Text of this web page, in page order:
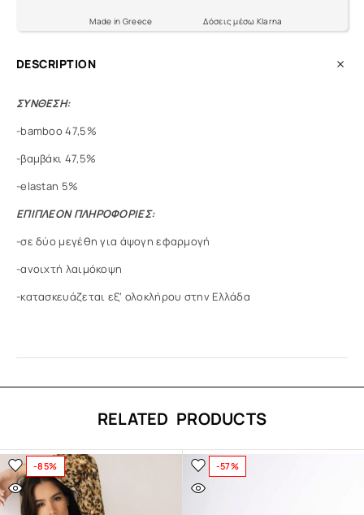
Made in Greece Δόσεις μέσω Klarna
DESCRIPTION
ΣΥΝΘΕΣΗ:
-bamboo 47,5%
-βαμβάκι 47,5%
-elastan 5%
ΕΠΙΠΛΕΟΝ ΠΛΗΡΟΦΟΡΙΕΣ:
-σε δύο μεγέθη για άψογη εφαρμογή
-ανοιχτή λαιμόκοψη
-κατασκευάζεται εξ’ ολοκλήρου στην Ελλάδα
RELATED PRODUCTS
-85% -57%